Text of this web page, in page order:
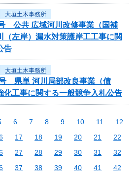
大垣土木事務所
公共 広域河川改修事業（国補
左岸）漏水対策護岸工工事に関
告
大垣土木事務所
県単 河川局部改良事業（債
工事に関する一般競争入札公告
6 7 8 9 10 11
12
17 18 19 20 21
22
27 28 29 30 31
32
37 38 39 40 41
42